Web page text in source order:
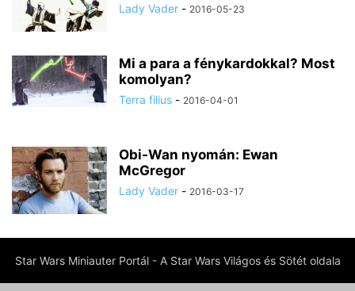
Lady Vader - 2016-05-23
Mi a para a fénykardokkal? Most
komolyan?
Terra filius - 2016-04-01
Obi-Wan nyomán: Ewan
McGregor
Lady Vader - 2016-03-17
Star Wars Miniauter Portál - A Star Wars Világos és Sötét oldala